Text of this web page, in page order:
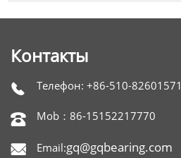
Контакты
 Телефон: +86-510-82601571
 Mob：86-15152217770
 Email:gq@gqbearing.com